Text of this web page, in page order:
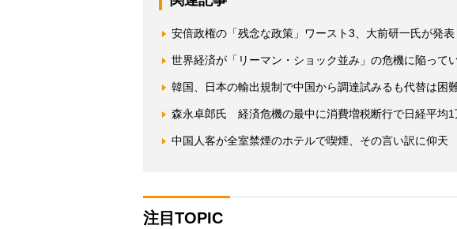
安倍政権の「残念な政策」ワースト3、大前研一氏が発表
世界経済が「リーマン・ショック並み」の危機に陥って
韓国、日本の輸出規制で中国から調達試みるも代替は困
森永卓郎氏 経済危機の最中に消費増税断行で日経平均1
中国人客が全室禁煙のホテルで喫煙、その言い訳に仰天
注目TOPIC